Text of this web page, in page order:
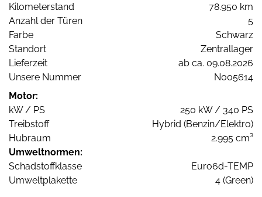
Kilometerstand
78.950 km
Anzahl der Türen
5
Farbe
Schwarz
Standort
Zentrallager
Lieferzeit
ab ca. 09.08.2026
Unsere Nummer
N005614
Motor:
kW / PS
250 kW / 340 PS
Treibstoff
Hybrid (Benzin/Elektro)
Hubraum
2.995 cm³
Umweltnormen:
Schadstoffklasse
Euro6d-TEMP
Umweltplakette
4 (Green)